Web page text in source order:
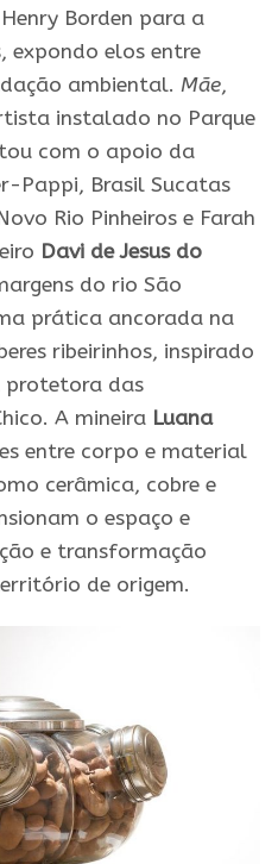
Borden para a
expondo elos entre
ambiental. Mãe,
instalado no Parque
com o apoio da
Pappi, Brasil Sucatas
Rio Pinheiros e Farah
Davi de Jesus do
do rio São
prática ancorada na
ribeirinhos, inspirado
protetora das
A mineira Luana
entre corpo e material
cerâmica, cobre e
o espaço e
e transformação
de origem.